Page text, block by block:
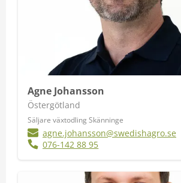
Agne Johansson
Östergötland
Säljare växtodling Skänninge
agne.johansson@swedishagro.se
076-142 88 95